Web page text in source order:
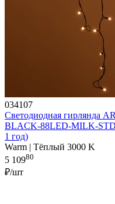
034107
Светодиодная гирлянда
BLACK-88LED-MILK-STD
1 год)
Warm | Тёплый 3000 K
5 10980
₽/шт